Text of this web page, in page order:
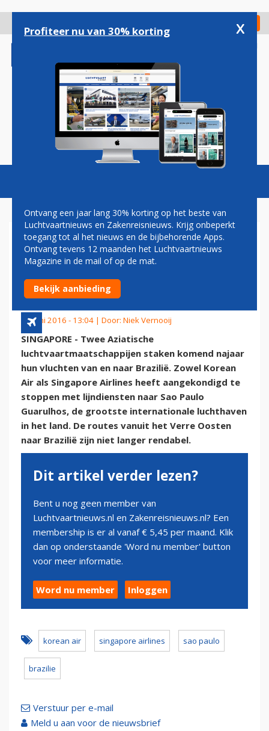
gaan
Check in
Magazine Podcasts Vacatures
SINGAPORE AIRLINES EN
KOREAN AIR SCHRAPPEN
BRAZILIË
17 juni 2016 - 13:04 | Door: Niek Vernooij
SINGAPORE - Twee Aziatische
luchtvaartmaatschappijen staken komend najaar
hun vluchten van en naar Brazilië. Zowel Korean
Air als Singapore Airlines heeft aangekondigd te
stoppen met lijndiensten naar Sao Paulo
Guarulhos, de grootste internationale luchthaven
in het land. De routes vanuit het Verre Oosten
naar Brazilië zijn niet langer rendabel.
Dit artikel verder lezen?
Bent u nog geen member van
Luchtvaartnieuws.nl en Zakenreisnieuws.nl? Een
membership is er al vanaf € 5,45 per maand. Klik
dan op onderstaande 'Word nu member' button
voor meer informatie.
Word nu member Inloggen
korean air singapore airlines sao paulo
brazilie
Verstuur per e-mail
Meld u aan voor de nieuwsbrief
Profiteer nu van 30% korting x
Ontvang een jaar lang 30% korting op het beste van
Luchtvaartnieuws en Zakenreisnieuws. Krijg onbeperkt
toegang tot al het nieuws en de bijbehorende Apps.
Ontvang tevens 12 maanden het Luchtvaartnieuws
Magazine in de mail of op de mat.
Bekijk aanbieding